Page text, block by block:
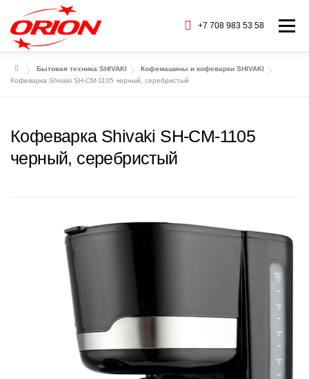
содержимому
+7 708 983 53 58 Меню
ГЛАВНАЯ КАТАЛОГ ТОВАРОВ
О НАС СЕРВИС БАРАХОЛКА
Бытовая техника SHIVAKI
Кофемашины и кофеварки SHIVAKI
Кофеварка Shivaki SH-CM-1105 черный, серебристый
Кофеварка Shivaki SH-CM-1105
черный, серебристый